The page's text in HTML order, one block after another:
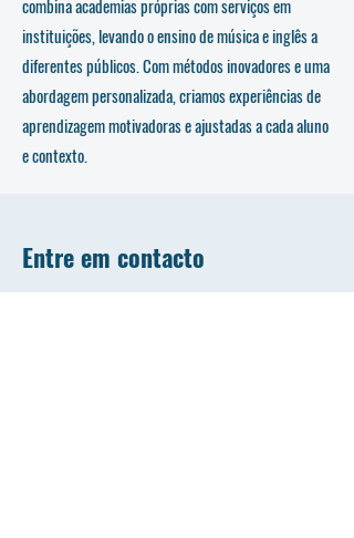
combina academias próprias com serviços em
instituições, levando o ensino de música e inglês a
diferentes públicos. Com métodos inovadores e uma
abordagem personalizada, criamos experiências de
aprendizagem motivadoras e ajustadas a cada aluno
e contexto.
Entre em contacto